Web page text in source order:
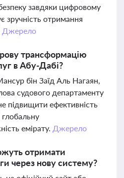
завдяки цифровому
зручність отримання
Джерело
трансформацію
в Абу-Дабі?
бін Заїд Аль Нагаян,
судового департаменту
підвищити ефективність
глобальну
емірату. Джерело
отримати
через нову систему?